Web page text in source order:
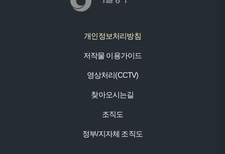
개인정보처리방침
저작물 이용가이드
영상처리(CCTV)
찾아오시는길
조직도
정부/지자체 조직도